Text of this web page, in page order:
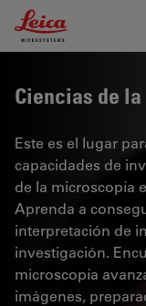
Leica
Ciencias de
Este es el lugar
capacidades de
de la microscopía
Aprenda a
interpretación de
investigación.
microscopía
imágenes,